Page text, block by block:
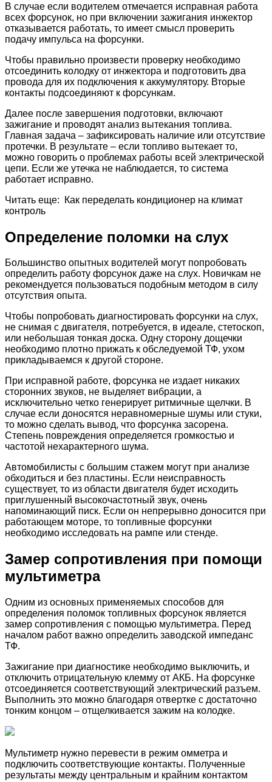
В случае если водителем отмечается исправная работа
всех форсунок, но при включении зажигания инжектор
отказывается работать, то имеет смысл проверить
подачу импульса на форсунки.
Чтобы правильно произвести проверку необходимо
отсоединить колодку от инжектора и подготовить два
провода для их подключения к аккумулятору. Вторые
контакты подсоединяют к форсункам.
Далее после завершения подготовки, включают
зажигание и проводят анализ вытекания топлива.
Главная задача – зафиксировать наличие или отсутствие
протечки. В результате – если топливо вытекает то,
можно говорить о проблемах работы всей электрической
цепи. Если же утечка не наблюдается, то система
работает исправно.
Читать еще: Как переделать кондиционер на климат
контроль
Определение поломки на слух
Большинство опытных водителей могут попробовать
определить работу форсунок даже на слух. Новичкам не
рекомендуется пользоваться подобным методом в силу
отсутствия опыта.
Чтобы попробовать диагностировать форсунки на слух,
не снимая с двигателя, потребуется, в идеале, стетоскоп,
или небольшая тонкая доска. Одну сторону дощечки
необходимо плотно прижать к обследуемой ТФ, ухом
прикладываемся к другой стороне.
При исправной работе, форсунка не издает никаких
сторонних звуков, не выделяет вибрации, а
исключительно четко генерирует ритмичные щелчки. В
случае если доносятся неравномерные шумы или стуки,
то можно сделать вывод, что форсунка засорена.
Степень повреждения определяется громкостью и
частотой нехарактерного шума.
Автомобилисты с большим стажем могут при анализе
обходиться и без пластины. Если неисправность
существует, то из области двигателя будет исходить
приглушенный высокочастотный звук, очень
напоминающий писк. Если он непрерывно доносится при
работающем моторе, то топливные форсунки
необходимо исследовать на рампе или стенде.
Замер сопротивления при помощи
мультиметра
Одним из основных применяемых способов для
определения поломок топливных форсунок является
замер сопротивления с помощью мультиметра. Перед
началом работ важно определить заводской импеданс
ТФ.
Зажигание при диагностике необходимо выключить, и
отключить отрицательную клемму от АКБ. На форсунке
отсоединяется соответствующий электрический разъем.
Выполнить это можно благодаря отвертке с достаточно
тонким концом – отщелкивается зажим на колодке.
Мультиметр нужно перевести в режим омметра и
подключить соответствующие контакты. Полученные
результаты между центральным и крайним контактом